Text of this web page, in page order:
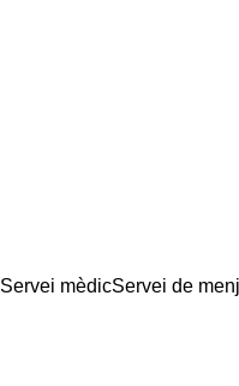
Servei mèdicServei de